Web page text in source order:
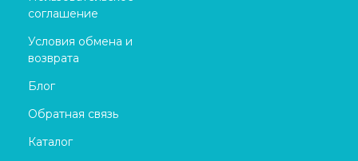
соглашение
Условия обмена и
возврата
Блог
Обратная связь
Каталог